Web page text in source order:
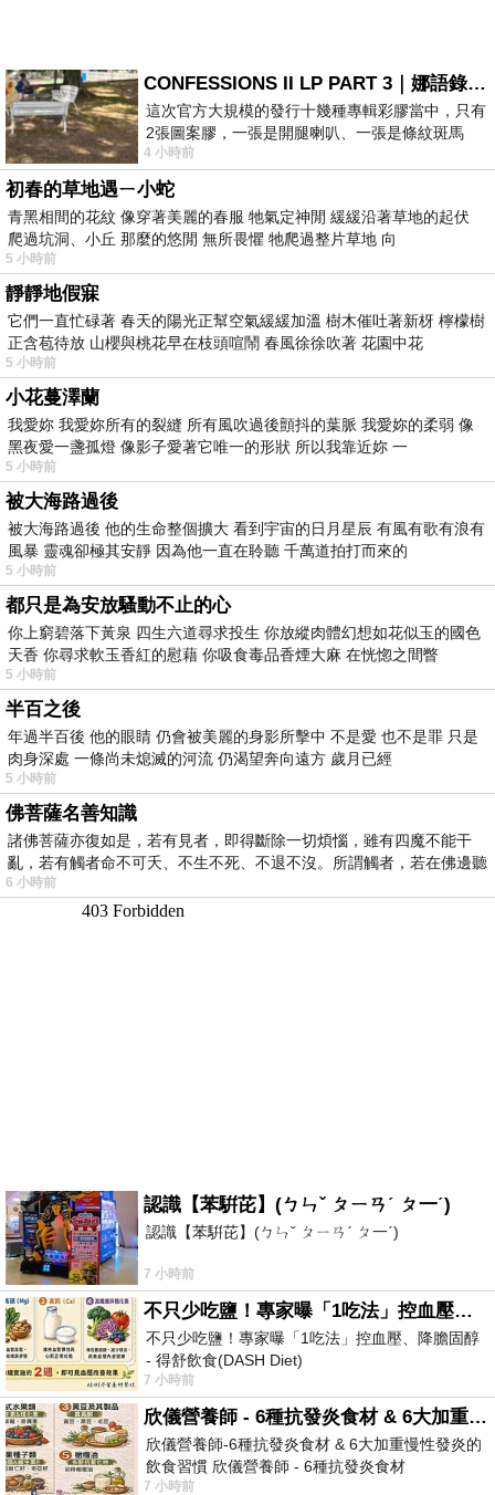
CONFESSIONS II LP PART 3｜娜語錄II LP PART 3
這次官方大規模的發行十幾種專輯彩膠當中，只有
2張圖案膠，一張是開腿喇叭、一張是條紋斑馬
版；目前官網上只剩澳洲商店AU STORE
4 小時前
初春的草地遇ㄧ小蛇
青黑相間的花紋 像穿著美麗的春服 牠氣定神閒 緩緩沿著草地的起伏
爬過坑洞、小丘 那麼的悠閒 無所畏懼 牠爬過整片草地 向
5 小時前
靜靜地假寐
它們一直忙碌著 春天的陽光正幫空氣緩緩加溫 樹木催吐著新枒 檸檬樹
正含苞待放 山櫻與桃花早在枝頭喧鬧 春風徐徐吹著 花園中花
5 小時前
小花蔓澤蘭
我愛妳 我愛妳所有的裂縫 所有風吹過後顫抖的葉脈 我愛妳的柔弱 像
黑夜愛一盞孤燈 像影子愛著它唯一的形狀 所以我靠近妳 一
5 小時前
被大海路過後
被大海路過後 他的生命整個擴大 看到宇宙的日月星辰 有風有歌有浪有
風暴 靈魂卻極其安靜 因為他一直在聆聽 千萬道拍打而來的
5 小時前
都只是為安放騷動不止的心
你上窮碧落下黃泉 四生六道尋求投生 你放縱肉體幻想如花似玉的國色
天香 你尋求軟玉香紅的慰藉 你吸食毒品香煙大麻 在恍惚之間瞥
5 小時前
半百之後
年過半百後 他的眼睛 仍會被美麗的身影所擊中 不是愛 也不是罪 只是
肉身深處 一條尚未熄滅的河流 仍渴望奔向遠方 歲月已經
5 小時前
佛菩薩名善知識
諸佛菩薩亦復如是，若有見者，即得斷除一切煩惱，雖有四魔不能干
亂，若有觸者命不可夭、不生不死、不退不沒。所謂觸者，若在佛邊聽
受
6 小時前
認識【苯騈芘】(ㄅㄣˇ ㄆㄧㄢˊ ㄆ一ˊ)
認識【苯騈芘】(ㄅㄣˇ ㄆㄧㄢˊ ㄆ一ˊ)
7 小時前
不只少吃鹽！專家曝「1吃法」控血壓、降膽固醇 - 得舒飲食(DASH Diet)
不只少吃鹽！專家曝「1吃法」控血壓、降膽固醇
- 得舒飲食(DASH Diet)
https://www.facebook.com/dietitiansophia/posts/
7 小時前
欣儀營養師 - 6種抗發炎食材 & 6大加重慢性發炎的飲食習慣
欣儀營養師-6種抗發炎食材 & 6大加重慢性發炎的
飲食習慣 欣儀營養師 - 6種抗發炎食材
https://www.facebook.com/photo/?fbid=147
7 小時前